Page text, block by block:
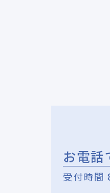
お電話
受付時間